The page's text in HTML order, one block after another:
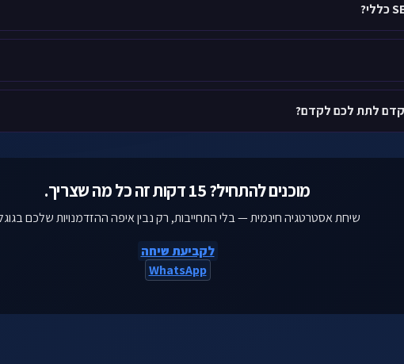
לתת לכם לקדם?
מוכנים להתחיל? 15 דקות זה כל מה שצריך.
שיחת אסטרטגיה חינמית — בלי התחייבות, רק נבין איפה ההזדמנויות שלכם
לקביעת שיחה
WhatsApp